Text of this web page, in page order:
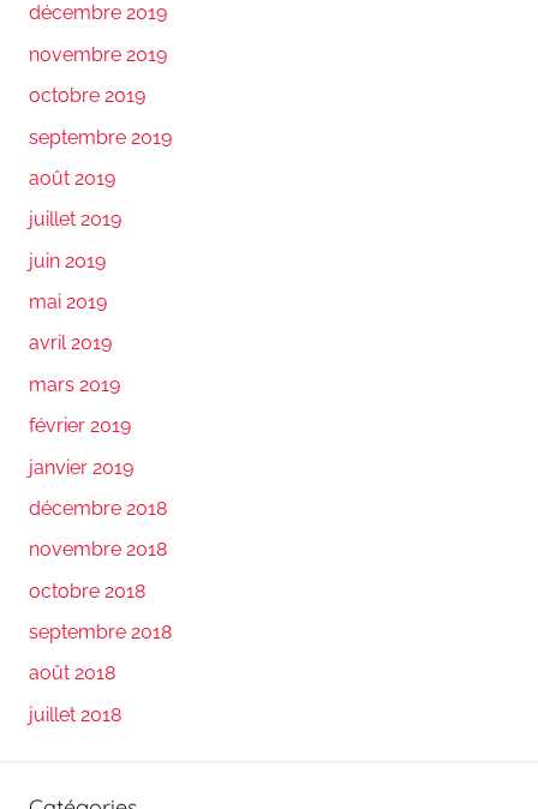
décembre 2019
novembre 2019
octobre 2019
septembre 2019
août 2019
juillet 2019
juin 2019
mai 2019
avril 2019
mars 2019
février 2019
janvier 2019
décembre 2018
novembre 2018
octobre 2018
septembre 2018
août 2018
juillet 2018